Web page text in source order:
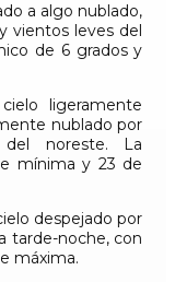
a algo nublado,
vientos leves del
de 6 grados y
ligeramente
nublado por
noreste. La
mínima y 23 de
despejado por
tarde-noche, con
máxima.